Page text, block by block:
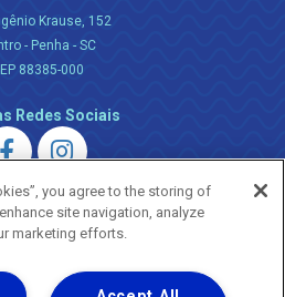
Krause, 152
- Penha - SC
88385-000
Redes Sociais
® 2026 - Todos os Direitos Reservados.
you agree to the storing of
site navigation, analyze
marketing efforts.